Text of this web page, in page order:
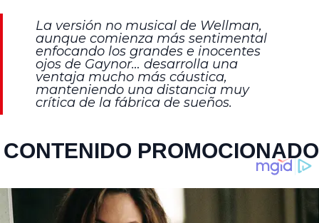
La versión no musical de Wellman,
aunque comienza más sentimental
enfocando los grandes e inocentes
ojos de Gaynor… desarrolla una
ventaja mucho más cáustica,
manteniendo una distancia muy
crítica de la fábrica de sueños.